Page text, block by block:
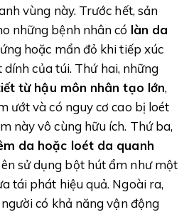
vùng này. Trước hết, sản
những bệnh nhân có làn da
hoặc mẩn đỏ khi tiếp xúc
của túi. Thứ hai, những
từ hậu môn nhân tạo lớn,
ướt và có nguy cơ cao bị loét
này vô cùng hữu ích. Thứ ba,
da hoặc loét da quanh
sử dụng bột hút ẩm như một
tái phát hiệu quả. Ngoài ra,
có khả năng vận động